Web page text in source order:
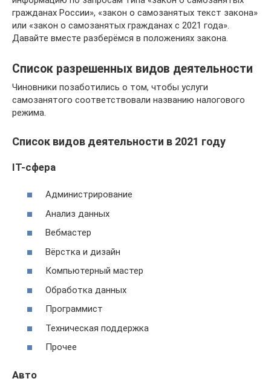
гражданах России», «закон о самозанятых текст закона»
или «закон о самозанятых гражданах с 2021 года».
Давайте вместе разберёмся в положениях закона.
Список разрешенных видов деятельности
Чиновники позаботились о том, чтобы услуги
самозанятого соответствовали названию налогового
режима.
Список видов деятельности в 2021 году
IT-сфера
Администрирование
Анализ данных
Вебмастер
Вёрстка и дизайн
Компьютерный мастер
Обработка данных
Программист
Техническая поддержка
Прочее
Авто